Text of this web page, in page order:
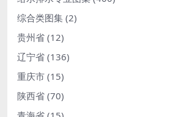
综合类图集 (2)
贵州省 (12)
辽宁省 (136)
重庆市 (15)
陕西省 (70)